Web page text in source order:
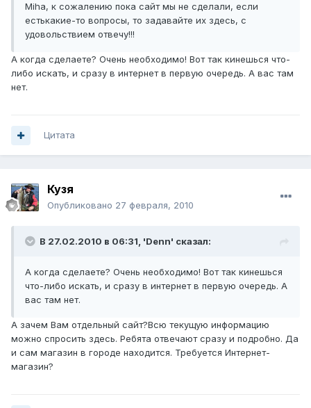
Miha, к сожалению пока сайт мы не сделали, если
естькакие-то вопросы, то задавайте их здесь, с
удовольствием отвечу!!!
А когда сделаете? Очень необходимо! Вот так кинешься что-
либо искать, и сразу в интернет в первую очередь. А вас там
нет.
Цитата
Кузя
Опубликовано 27 февраля, 2010
В 27.02.2010 в 06:31, 'Denn' сказал:
А когда сделаете? Очень необходимо! Вот так кинешься
что-либо искать, и сразу в интернет в первую очередь. А
вас там нет.
А зачем Вам отдельный сайт?Всю текущую информацию
можно спросить здесь. Ребята отвечают сразу и подробно. Да
и сам магазин в городе находится. Требуется Интернет-
магазин?